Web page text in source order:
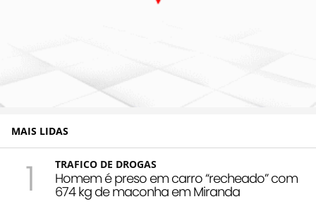
MAIS LIDAS
1 TRAFICO DE DROGAS
Homem é preso em carro “recheado” com
674 kg de maconha em Miranda